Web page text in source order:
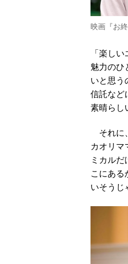
映画『お
「楽し
魅力のひ
いと思う
信託など
素晴らし
それに
カオリマ
ミカル
こにある
いそうじ